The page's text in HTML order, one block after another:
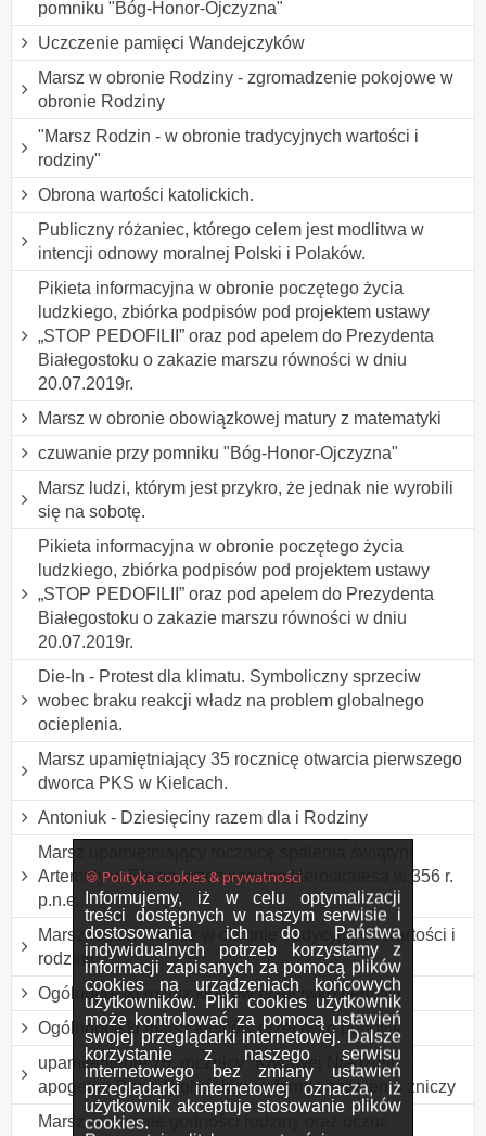
🍪 Polityka cookies & prywatności
Informujemy, iż w celu optymalizacji
treści dostępnych w naszym serwisie i
dostosowania ich do Państwa
indywidualnych potrzeb korzystamy z
informacji zapisanych za pomocą plików
cookies na urządzeniach końcowych
użytkowników. Pliki cookies użytkownik
może kontrolować za pomocą ustawień
swojej przeglądarki internetowej. Dalsze
korzystanie z naszego serwisu
internetowego bez zmiany ustawień
przeglądarki internetowej oznacza, iż
użytkownik akceptuje stosowanie plików
cookies.
pomniku "Bóg-Honor-Ojczyzna"
Uczczenie pamięci Wandejczyków
Marsz w obronie Rodziny - zgromadzenie pokojowe w
obronie Rodziny
"Marsz Rodzin - w obronie tradycyjnych wartości i
rodziny"
Obrona wartości katolickich.
Publiczny różaniec, którego celem jest modlitwa w
intencji odnowy moralnej Polski i Polaków.
Pikieta informacyjna w obronie poczętego życia
ludzkiego, zbiórka podpisów pod projektem ustawy
„STOP PEDOFILII” oraz pod apelem do Prezydenta
Białegostoku o zakazie marszu równości w dniu
20.07.2019r.
Marsz w obronie obowiązkowej matury z matematyki
czuwanie przy pomniku "Bóg-Honor-Ojczyzna"
Marsz ludzi, którym jest przykro, że jednak nie wyrobili
się na sobotę.
Pikieta informacyjna w obronie poczętego życia
ludzkiego, zbiórka podpisów pod projektem ustawy
„STOP PEDOFILII” oraz pod apelem do Prezydenta
Białegostoku o zakazie marszu równości w dniu
20.07.2019r.
Die-In - Protest dla klimatu. Symboliczny sprzeciw
wobec braku reakcji władz na problem globalnego
ocieplenia.
Marsz upamiętniający 35 rocznicę otwarcia pierwszego
dworca PKS w Kielcach.
Antoniuk - Dziesięciny razem dla i Rodziny
Marsz upamiętniający rocznicę spalenia świątyni
Artemidy w Efezie przez szewca Herostratesa w 356 r.
p.n.e.
Marsz rodzin - marsz w obronie tradycyjnych wartości i
rodziny
Ogólnopolski marsz kibiców przeciwko pedofilii
Ogólnopolski marsz kibiców przeciwko pedofilii
upamiętnienie 76. rocznicy "Krwawej Niedzieli" -
apogeum Rzezi Wołyńskiej, w formie zapalenia zniczy
Marsz w obronie godności rodziny oraz uczuć